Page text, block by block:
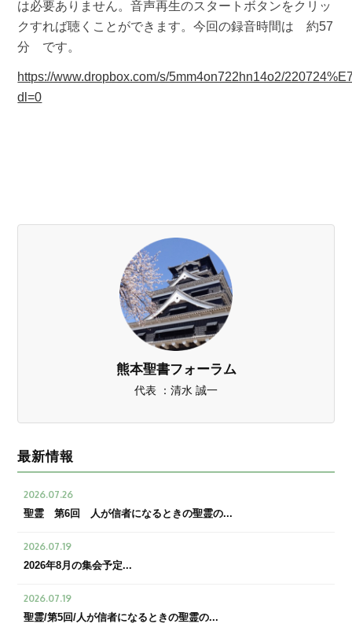
は必要ありません。音声再生のスタートボタンをクリッ
クすれば聴くことができます。今回の録音時間は 約57
分 です。
https://www.dropbox.com/s/5mm4on722hn14o2/
dl=0
熊本聖書フォーラム
代表 ：清水 誠一
最新情報
2026.07.26
聖霊 第6回 人が信者になるときの聖霊の...
2026.07.19
2026年8月の集会予定...
2026.07.19
聖霊/第5回/人が信者になるときの聖霊の...